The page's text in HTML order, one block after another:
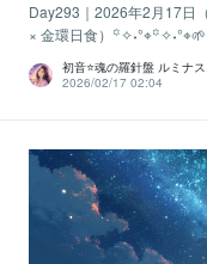
Day293｜2026年2月17日
× 金環日食）
初音⭐️魂の羅針盤 ルミナ
2026/02/17 02:04